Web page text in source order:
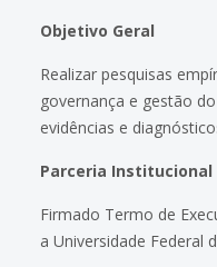
Objetivo Geral
Realizar pesquisas
governança e gestão
evidências e
Parceria Institucional
Firmado Termo de
a Universidade Federal